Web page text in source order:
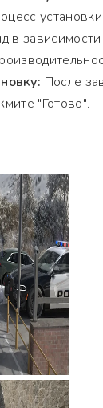
в
После
"Готово".